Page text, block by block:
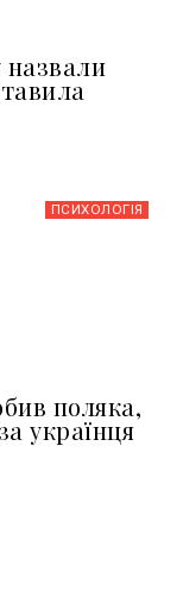
назвали
ПСИХОЛОГІЯ
поляка,
українця